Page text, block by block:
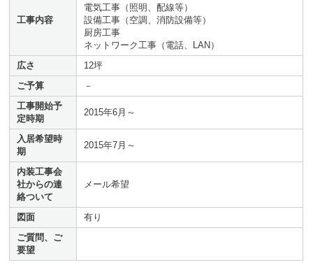
工事内容
電気工事（照明、配線等）
設備工事（空調、消防設備等）
厨房工事
ネットワーク工事（電話、LAN）
広さ
12坪
ご予算
－
工事開始予
定時期
2015年6月～
入居希望時
期
2015年7月～
内装工事会
社からの連
絡ついて
メール希望
図面
有り
ご質問、ご
要望